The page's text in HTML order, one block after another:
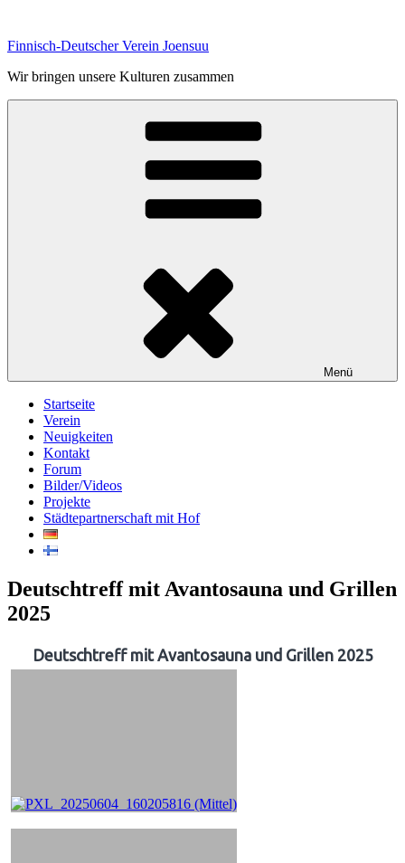
springen
Finnisch-Deutscher Verein Joensuu
Wir bringen unsere Kulturen zusammen
Menü
Startseite
Verein
Neuigkeiten
Kontakt
Forum
Bilder/Videos
Projekte
Städtepartnerschaft mit Hof
Deutschtreff mit Avantosauna und Grillen
2025
Deutschtreff mit Avantosauna und Grillen 2025